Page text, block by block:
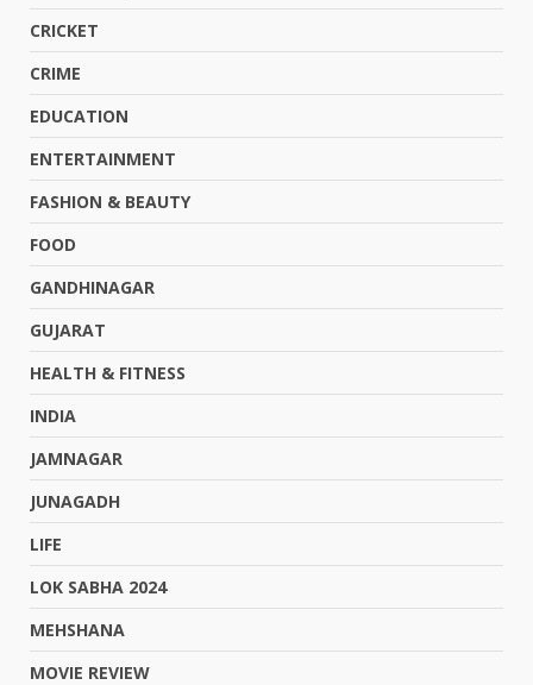
CRICKET
CRIME
EDUCATION
ENTERTAINMENT
FASHION & BEAUTY
FOOD
GANDHINAGAR
GUJARAT
HEALTH & FITNESS
INDIA
JAMNAGAR
JUNAGADH
LIFE
LOK SABHA 2024
MEHSHANA
MOVIE REVIEW